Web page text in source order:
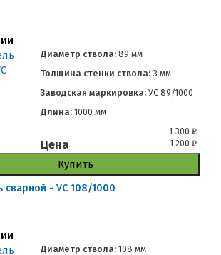
Диаметр ствола:89 мм
Толщина стенки ствола:3 мм
Заводская маркировка:УС 89/1000
Длина:1000 мм
1 300₽
Цена 1 200₽
Купить
сварной - УС 108/1000
Диаметр ствола:108 мм